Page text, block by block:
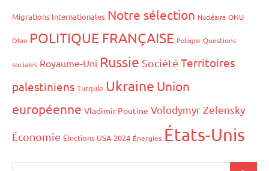
Migrations Internationales Notre sélection Nucléaire ONU
Otan POLITIQUE FRANÇAISE Pologne Questions
sociales Royaume-Uni Russie Société Territoires
palestiniens Turquie Ukraine Union
européenne Vladimir Poutine Volodymyr Zelensky
Économie Élections USA 2024 Énergies États-Unis